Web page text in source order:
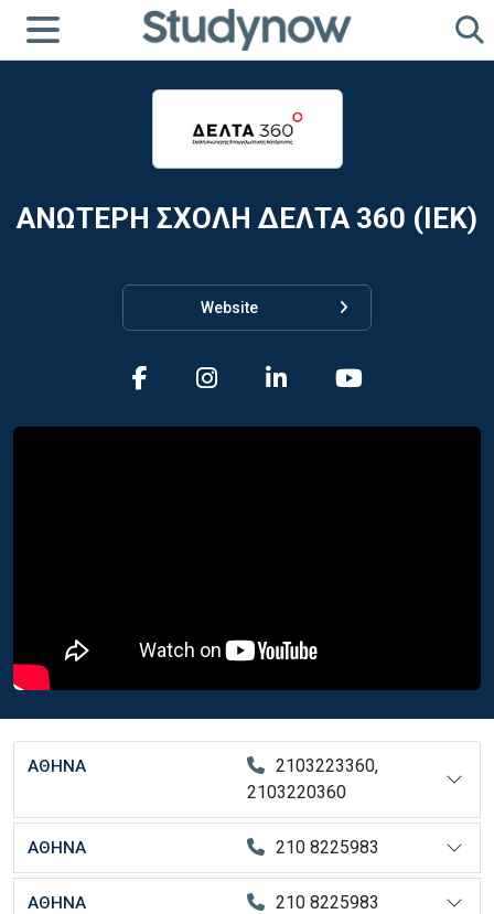
ΑΝΩΤΕΡΗ ΣΧΟΛΗ ΔΕΛΤΑ 360 (ΙΕΚ)
Website
ΑΘΗΝΑ
2103223360,
2103220360
ΑΘΗΝΑ 210 8225983
ΑΘΗΝΑ 210 8225983